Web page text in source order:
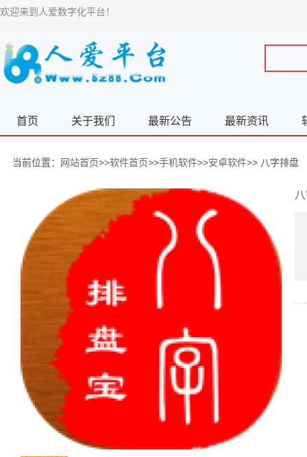
欢迎来到人爱数字化平台！
首页 关于我们 最新公告 最新资讯
当前位置： 网站首页>>软件首页>>手机软件>>安卓软件>> 八字排盘